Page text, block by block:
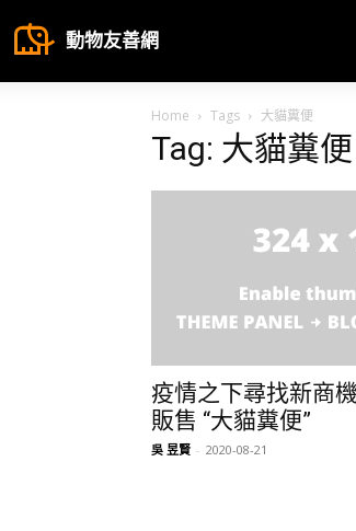
動物友善網
Home Tags 大貓糞便
Tag: 大貓糞便
疫情之下尋找新商
販售 “大貓糞便”
吳 昱賢 - 2020-08-21